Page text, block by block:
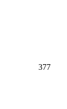
377